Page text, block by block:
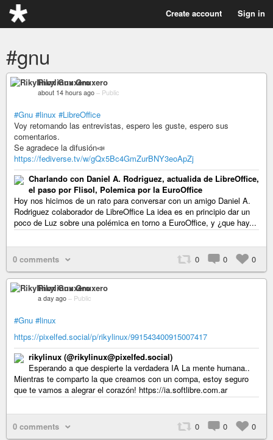
Create account Sign in
#gnu
Rikylinux Gnuxero
about 14 hours ago – Public
#Gnu #linux #LibreOffice
Voy retomando las entrevistas, espero les guste, espero sus
comentarios.
Se agradece la difusión📣
https://fediverse.tv/w/gQx5Bc4GmZurBNY3eoApZj
Charlando con Daniel A. Rodriguez, actualida de LibreOffice,
el paso por Flisol, Polemica por la EuroOffice
Hoy nos hicimos de un rato para conversar con un amigo Daniel A.
Rodriguez colaborador de LibreOffice La idea es en principio dar un
poco de Luz sobre una polémica en torno a EuroOffice, y ¿que hay...
0 comments 0 0 0
Rikylinux Gnuxero
a day ago – Public
#Gnu #linux
https://pixelfed.social/p/rikylinux/991543400915007417
rikylinux (@rikylinux@pixelfed.social)
Esperando a que despierte la verdadera IA La mente humana..
Mientras te comparto la que creamos con un compa, estoy seguro
que te vamos a alegrar el corazón! https://ia.softlibre.com.ar
0 comments 0 0 0